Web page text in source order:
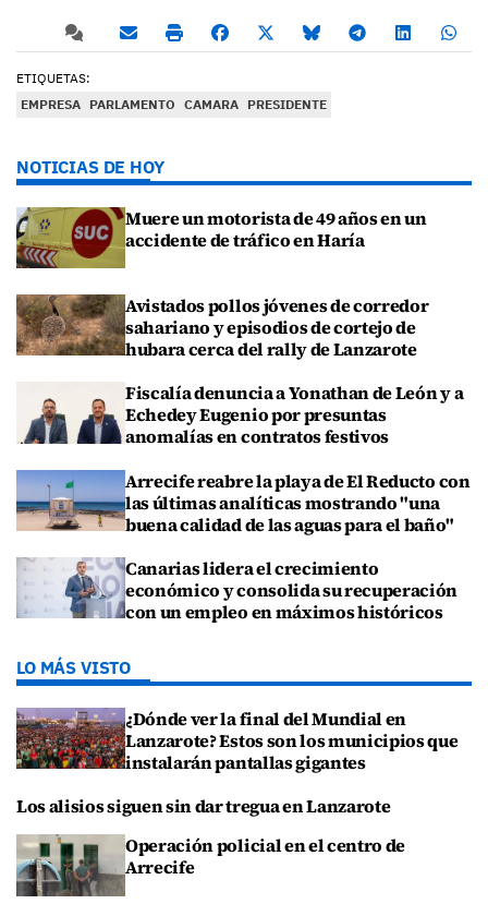
ETIQUETAS:
EMPRESA PARLAMENTO CAMARA PRESIDENTE
NOTICIAS DE HOY
Muere un motorista de 49 años en un
accidente de tráfico en Haría
Avistados pollos jóvenes de corredor
sahariano y episodios de cortejo de
hubara cerca del rally de Lanzarote
Fiscalía denuncia a Yonathan de León y a
Echedey Eugenio por presuntas
anomalías en contratos festivos
Arrecife reabre la playa de El Reducto con
las últimas analíticas mostrando "una
buena calidad de las aguas para el baño"
Canarias lidera el crecimiento
económico y consolida su recuperación
con un empleo en máximos históricos
LO MÁS VISTO
¿Dónde ver la final del Mundial en
Lanzarote? Estos son los municipios que
instalarán pantallas gigantes
Los alisios siguen sin dar tregua en Lanzarote
Operación policial en el centro de
Arrecife